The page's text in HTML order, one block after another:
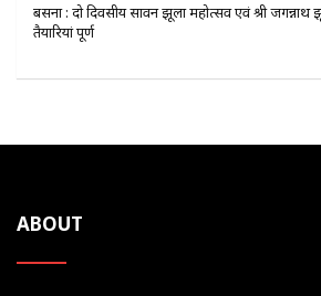
बसना : दो दिवसीय सावन झूला महोत्सव एवं श्री
तैयारियां पूर्ण
ABOUT